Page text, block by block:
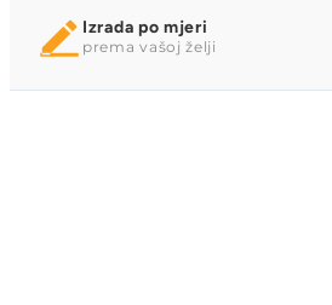
Izrada po mjeri
prema vašoj želji